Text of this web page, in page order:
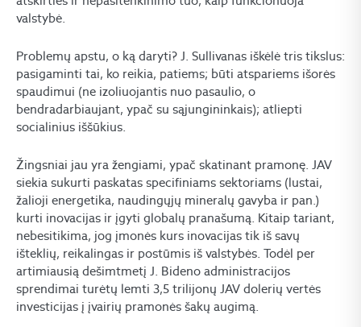
valstybė.
Problemų apstu, o ką daryti? J. Sullivanas iškėlė tris tikslus:
pasigaminti tai, ko reikia, patiems; būti atspariems išorės
spaudimui (ne izoliuojantis nuo pasaulio, o
bendradarbiaujant, ypač su sąjungininkais); atliepti
socialinius iššūkius.
Žingsniai jau yra žengiami, ypač skatinant pramonę. JAV
siekia sukurti paskatas specifiniams sektoriams (lustai,
žalioji energetika, naudingųjų mineralų gavyba ir pan.)
kurti inovacijas ir įgyti globalų pranašumą. Kitaip tariant,
nebesitikima, jog įmonės kurs inovacijas tik iš savų
išteklių, reikalingas ir postūmis iš valstybės. Todėl per
artimiausią dešimtmetį J. Bideno administracijos
sprendimai turėtų lemti 3,5 trilijonų JAV dolerių vertės
investicijas į įvairių pramonės šakų augimą.